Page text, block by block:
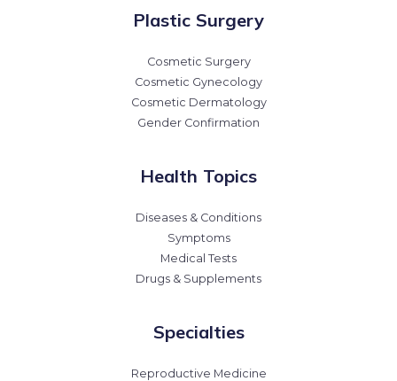
Plastic Surgery
Cosmetic Surgery
Cosmetic Gynecology
Cosmetic Dermatology
Gender Confirmation
Health Topics
Diseases & Conditions
Symptoms
Medical Tests
Drugs & Supplements
Specialties
Reproductive Medicine